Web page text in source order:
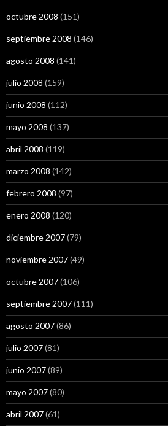
octubre 2008 (151)
septiembre 2008 (146)
agosto 2008 (141)
julio 2008 (159)
junio 2008 (112)
mayo 2008 (137)
abril 2008 (119)
marzo 2008 (142)
febrero 2008 (97)
enero 2008 (120)
diciembre 2007(79)
noviembre 2007(49)
octubre 2007(106)
septiembre 2007(111)
agosto 2007(86)
julio 2007(81)
junio 2007(89)
mayo 2007(80)
abril 2007(61)